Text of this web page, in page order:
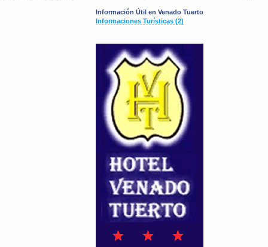
Información Útil en Venado Tuerto
Informaciones Turísticas (2)